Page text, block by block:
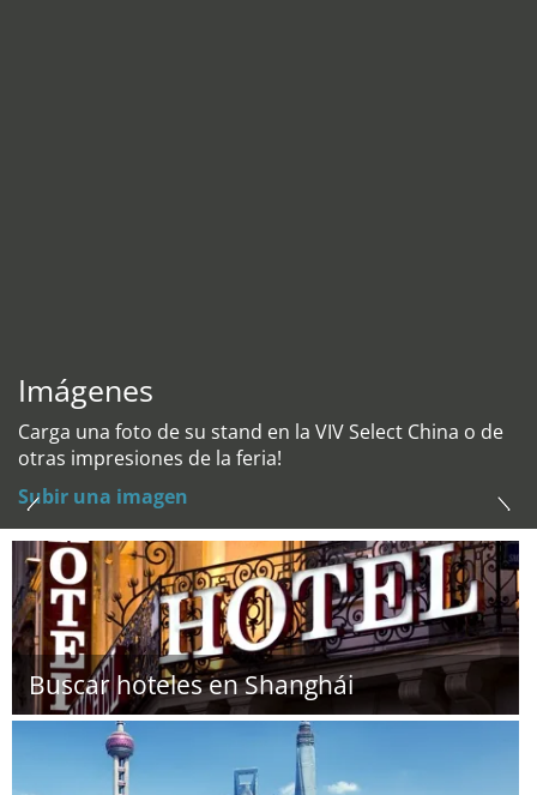
Imágenes
Carga una foto de su stand en la VIV Select China o de
otras impresiones de la feria!
Subir una imagen
Buscar hoteles en Shanghái